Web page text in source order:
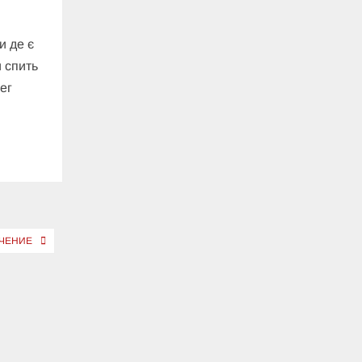
де є
спить